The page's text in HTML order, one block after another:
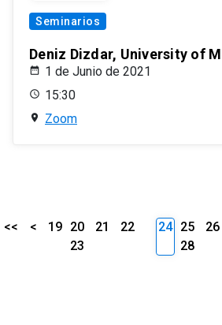
Seminarios
Deniz Dizdar, University of
1 de Junio de 2021
15:30
Zoom
<< < 19 20 21
22
23
24 25 26
28